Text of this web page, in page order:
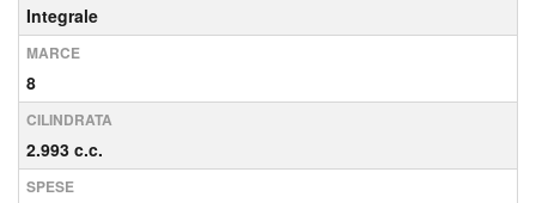
Integrale
MARCE
8
CILINDRATA
2.993 c.c.
SPESE